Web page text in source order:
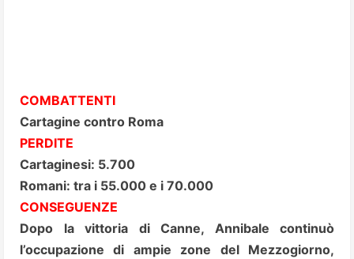
COMBATTENTI
Cartagine contro Roma
PERDITE
Cartaginesi: 5.700
Romani: tra i 55.000 e i 70.000
CONSEGUENZE
Dopo la vittoria di Canne, Annibale continuò
l’occupazione di ampie zone del Mezzogiorno,